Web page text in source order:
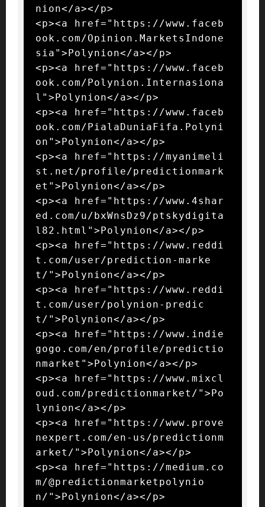
nion</a></p>
<p><a href="https://www.faceb
ook.com/Opinion.MarketsIndone
sia">Polynion</a></p>
<p><a href="https://www.faceb
ook.com/Polynion.Internasiona
l">Polynion</a></p>
<p><a href="https://www.faceb
ook.com/PialaDuniaFifa.Polyni
on">Polynion</a></p>
<p><a href="https://myanimeli
st.net/profile/predictionmark
et">Polynion</a></p>
<p><a href="https://www.4shar
ed.com/u/bxWnsDz9/ptskydigita
l82.html">Polynion</a></p>
<p><a href="https://www.reddi
t.com/user/prediction-marke
t/">Polynion</a></p>
<p><a href="https://www.reddi
t.com/user/polynion-predic
t/">Polynion</a></p>
<p><a href="https://www.indie
gogo.com/en/profile/predictio
nmarket">Polynion</a></p>
<p><a href="https://www.mixcl
oud.com/predictionmarket/">Po
lynion</a></p>
<p><a href="https://www.prove
nexpert.com/en-us/predictionm
arket/">Polynion</a></p>
<p><a href="https://medium.co
m/@predictionmarketpolynio
n/">Polynion</a></p>